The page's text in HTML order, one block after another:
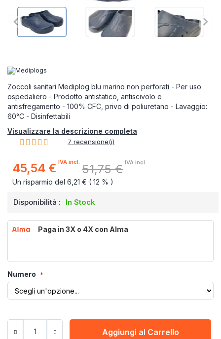
Zoccoli sanitari Mediplog blu marino non perforati - Per uso
ospedaliero - Prodotto antistatico, antiscivolo e
antisfregamento - 100% CFC, privo di poliuretano - Lavaggio:
60°C - Disinfettabili
Visualizzare la descrizione completa
Rating:
7 recensione(i)
Prezzo
speciale
45,54 € IVA incl.
51,75 € IVA incl.
Un risparmio del 6,21 € ( 12 % )
Disponibilità : In Stock
Paga in 3X o 4X con Alma
Numero
Aggiungi al Carrello